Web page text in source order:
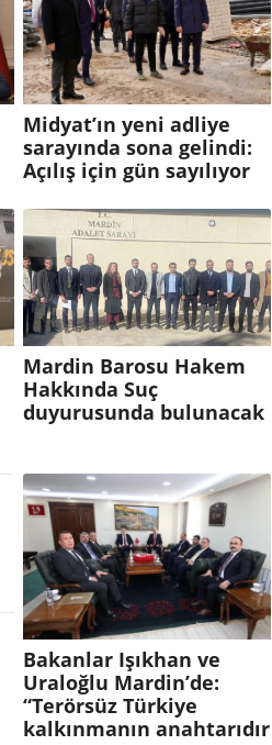
Midyat’ın yeni adliye
sarayında sona gelindi:
Açılış için gün sayılıyor
Mardin Barosu Hakem
Hakkında Suç
duyurusunda bulunacak
Bakanlar Işıkhan ve
Uraloğlu Mardin’de:
“Terörsüz Türkiye
kalkınmanın anahtarıdır